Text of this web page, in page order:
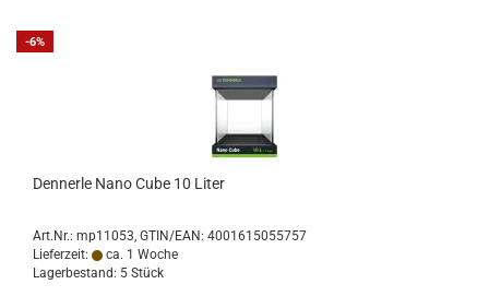
-6%
Dennerle Nano Cube 10 Liter
Art.Nr.: mp11053 GTIN/EAN: 4001615055757
Lieferzeit:
ca. 1 Woche
Lagerbestand: 5 Stück